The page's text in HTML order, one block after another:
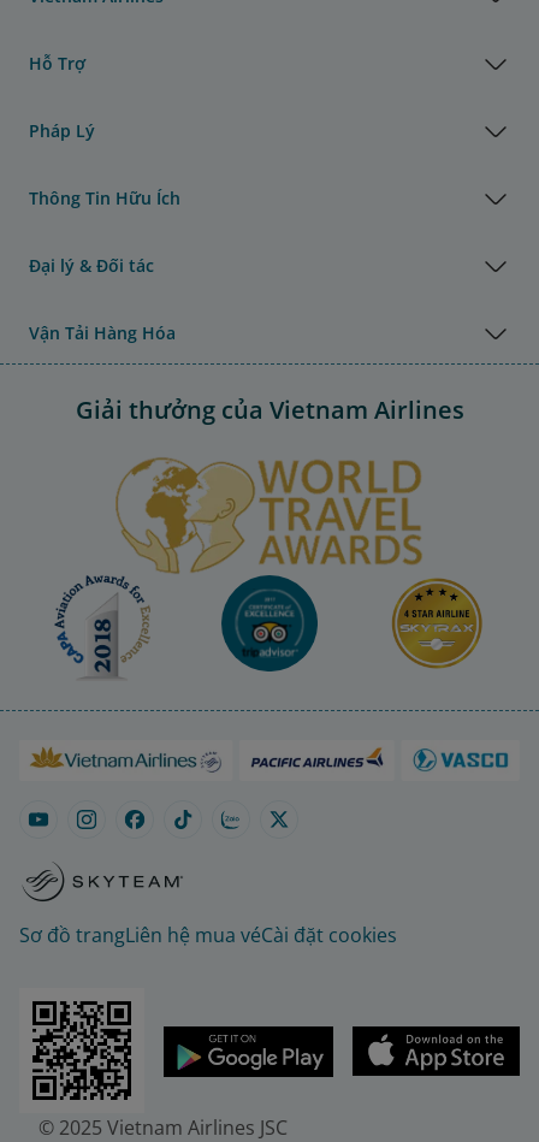
Hỗ Trợ
Pháp Lý
Thông Tin Hữu Ích
Đại lý & Đối tác
Vận Tải Hàng Hóa
Giải thưởng của Vietnam Airlines
Sơ đồ trangLiên hệ mua véCài đặt cookies
© 2025 Vietnam Airlines JSC